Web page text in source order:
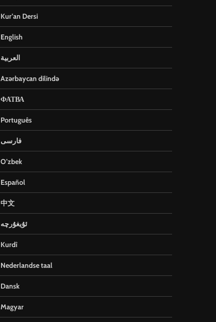
Kur’an Dersi
English
العربية
Azərbaycan dilində
ФАТВА
Português
فارسی
O’zbek
Español
中文
ئۇيغۇرچە
Kurdî
Nederlandse taal
Dansk
Magyar